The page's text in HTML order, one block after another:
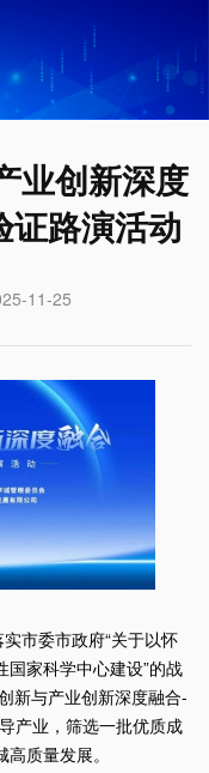
业创新深度
证路演活动
11-25
市委市政府“关于以怀
家科学中心建设”的战
新与产业创新深度融合-
产业，筛选一批优质成
质量发展。